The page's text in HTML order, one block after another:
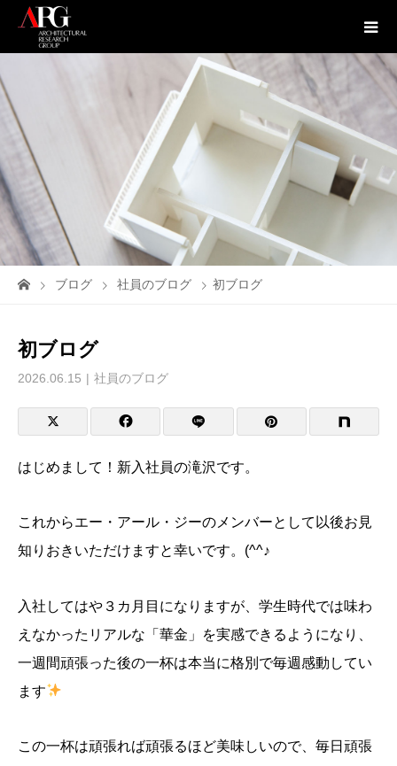
ブログ 社員のブログ 初ブログ
初ブログ
2026.06.15 社員のブログ
はじめまして！新入社員の滝沢です。
これからエー・アール・ジーのメンバーとして以後お見
知りおきいただけますと幸いです。(^^♪
入社してはや３カ月目になりますが、学生時代では味わ
えなかったリアルな「華金」を実感できるようになり、
一週間頑張った後の一杯は本当に格別で毎週感動してい
ます
この一杯は頑張れば頑張るほど美味しいので、毎日頑張